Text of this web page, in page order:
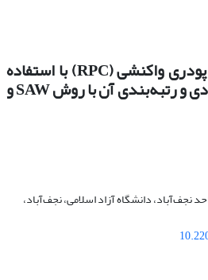
ارزیابی طرح اختلاط بتن پودری واکنشی (RPC) با استفاده
از تکنیک تاکسونومی عددی و رتبه‌بندی آن با روش SAW و
نجف‌آباد، دانشگاه آزاد اسلامی، نجف‌آباد،